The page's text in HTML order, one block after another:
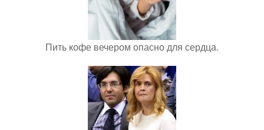
Пить кофе вечером опасно для сердца.